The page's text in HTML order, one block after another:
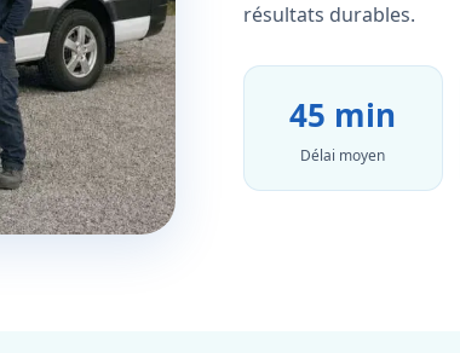
résultats durables.
45 min
Délai moyen